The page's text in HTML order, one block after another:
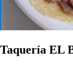
Taquería EL